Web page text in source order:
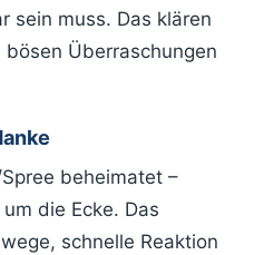
sein muss. Das klären
Überraschungen
beheimatet –
die Ecke. Das
schnelle Reaktion